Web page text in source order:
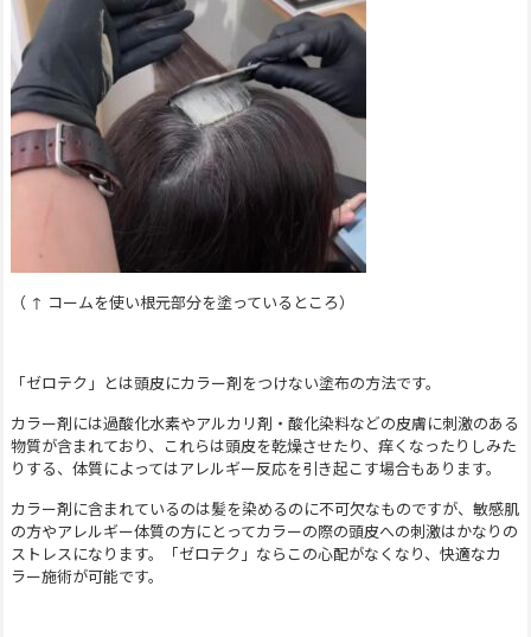
（ ↑ コームを使い根元部分を塗っているところ）
「ゼロテク」とは頭皮にカラー剤をつけない塗布の方法です。
カラー剤には過酸化水素やアルカリ剤・酸化染料などの皮膚に刺激のある
物質が含まれており、これらは頭皮を乾燥させたり、痒くなったりしみた
りする、体質によってはアレルギー反応を引き起こす場合もあります。
カラー剤に含まれているのは髪を染めるのに不可欠なものですが、敏感肌
の方やアレルギー体質の方にとってカラーの際の頭皮への刺激はかなりの
ストレスになります。「ゼロテク」ならこの心配がなくなり、快適なカ
ラー施術が可能です。